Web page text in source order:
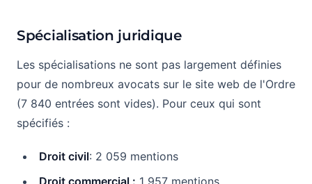
Spécialisation juridique
Les spécialisations ne sont pas largement définies
pour de nombreux avocats sur le site web de l'Ordre
(7 840 entrées sont vides). Pour ceux qui sont
spécifiés :
Droit civil: 2 059 mentions
Droit commercial : 1 957 mentions